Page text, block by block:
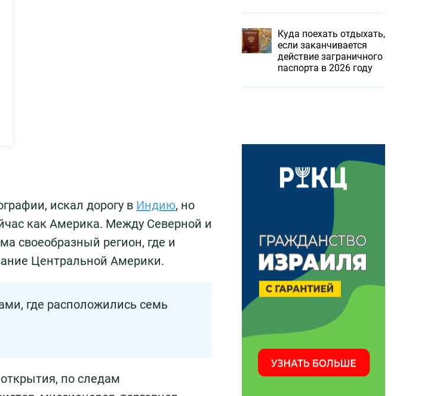
искал дорогу в Индию, но
как Америка. Между Северной и
своеобразный регион, где и
Центральной Америки.
где расположились семь
по следам
Куда поехать отдыхать,
если заканчивается
действие заграничного
паспорта в 2026 году